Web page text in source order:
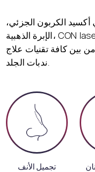
أكسيد الكربون الجزئي،
الإبرة الذهبية، CON laser، Q-Switch العلاج بالليزرمن
من بين كافة تقنيات علاج
ندبات الجلد.
تجميل الأنف